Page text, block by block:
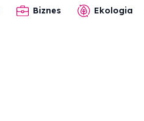
Biznes Ekologia